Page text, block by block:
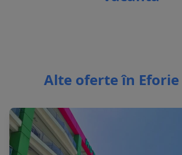
Alte oferte în